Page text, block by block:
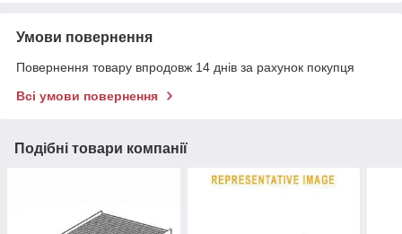
Умови повернення
Повернення товару впродовж 14 днів за рахунок покупця
Всі умови повернення
Подібні товари компанії